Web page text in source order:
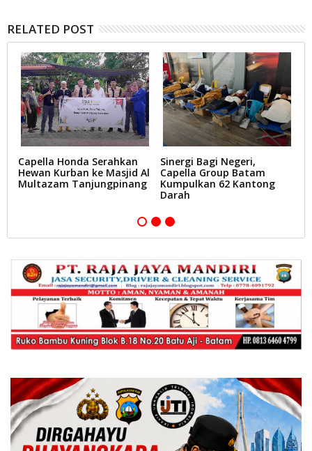
RELATED POST
Capella Honda Serahkan
Hewan Kurban ke Masjid Al
Multazam Tanjungpinang
Sinergi Bagi Negeri,
Capella Group Batam
Kumpulkan 62 Kantong
Darah